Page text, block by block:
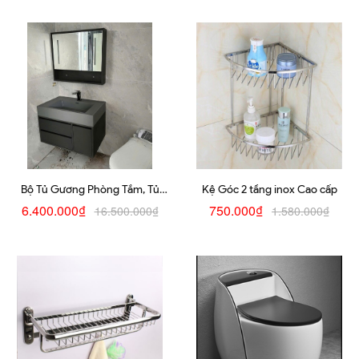
Bộ Tủ Gương Phòng Tắm, Tủ
Lavabo Đẹp, Tủ Lavabo Phòng
6.400.000₫ 16.500.000₫
Kệ Góc 2 tầng inox Cao cấp
750.000₫ 1.580.000₫